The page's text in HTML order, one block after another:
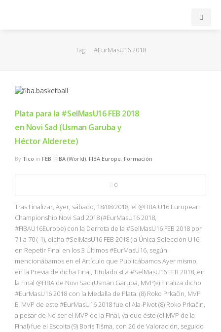
EuroLeague
FIBA
OTROS
NBA
MULTIMEDIA
Tag: #EurMasU16 2018
Plata para la #SelMasU16 FEB 2018
en Novi Sad (Usman Garuba y
Héctor Alderete)
By Tico in FEB, FIBA (World), FIBA Europe, Formación
0
Tras Finalizar, Ayer, sábado, 18/08/2018, el @FIBA U16 European
Championship Novi Sad 2018 (#EurMasU16 2018,
#FIBAU16Europe) con la Derrota de la #SelMasU16 FEB 2018 por
71 a 70 (-1), dicha #SelMasU16 FEB 2018 (la Única Selección U16
en Repetir Final en los 3 Últimos #EurMasU16, según
mencionábamos en el Artículo que Publicábamos Ayer mismo,
en la Previa de dicha Final, Titulado «La #SelMasU16 FEB 2018, en
la Final @FIBA de Novi Sad (Usman Garuba, MVP)«) Finaliza dicho
#EurMasU16 2018 con la Medalla de Plata. (8) Roko Prkačin, MVP
El MVP de este #EurMasU16 2018 fue el Ala-Pívot (8) Roko Prkačin,
a pesar de No ser el MVP de la Final, ya que éste (el MVP de la
Final) fue el Escolta (9) Boris Tišma, con 26 de Valoración, seguido